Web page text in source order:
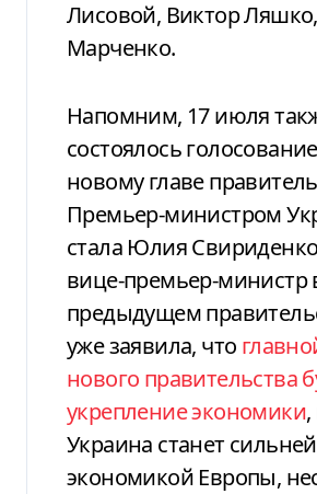
Лисовой, Виктор
Марченко.
Напомним, 17 июля
состоялось
новому главе
Премьер-министром
стала Юлия
вице-премьер-министр
предыдущем
уже заявила, что
нового правительства
укрепление экономики
Украина станет
экономикой Европы,